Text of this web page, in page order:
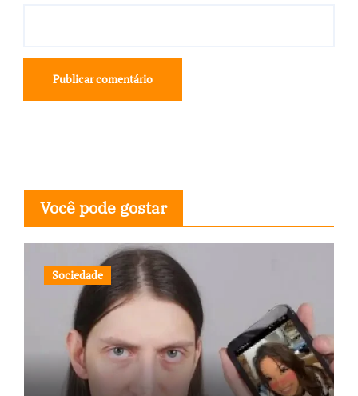
Você pode gostar
Sociedade